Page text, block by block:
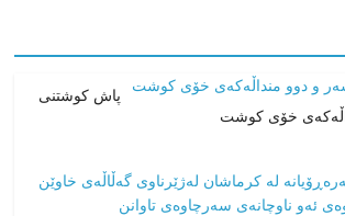
پاش کوشتنی
خۆی کوشت